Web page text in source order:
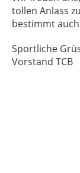
tollen Anlass
bestimmt
Sportliche
Vorstand TCB